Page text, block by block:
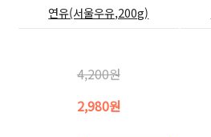
연유(서울우유,200g)
4,200원
2,980원